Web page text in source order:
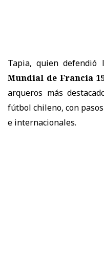
Tapia, quien
Mundial de Francia
arqueros más
fútbol chileno, con
e internacionales.